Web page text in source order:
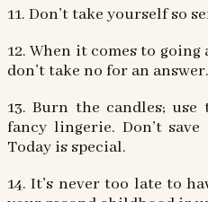
11. Don’t take yourself so
12. When it comes to
don’t take no for an answer.
13. Burn the candles;
fancy lingerie. Don’t
Today is special.
14. It’s never too late to